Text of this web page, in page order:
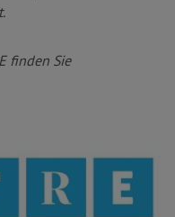
finden Sie